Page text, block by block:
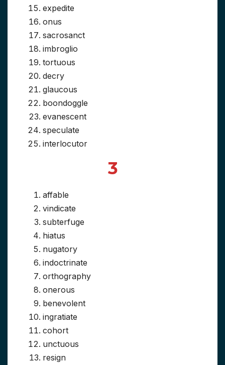
expedite
onus
sacrosanct
imbroglio
tortuous
decry
glaucous
boondoggle
evanescent
speculate
interlocutor
3
affable
vindicate
subterfuge
hiatus
nugatory
indoctrinate
orthography
onerous
benevolent
ingratiate
cohort
unctuous
resign